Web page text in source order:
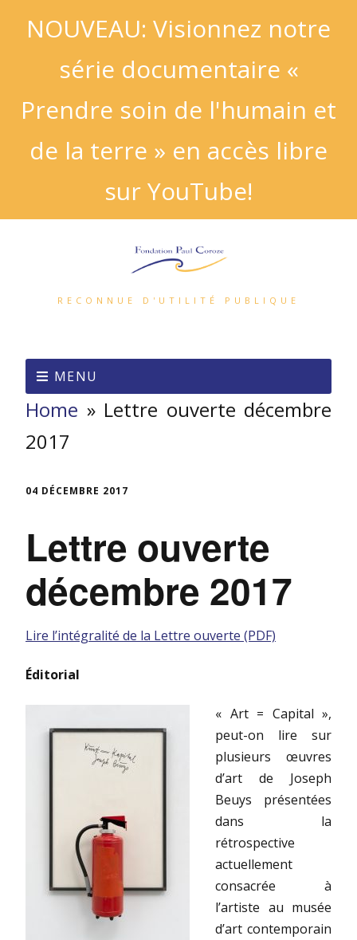
NOUVEAU: Visionnez notre
série documentaire «
Prendre soin de l'humain et
de la terre » en accès libre
sur YouTube!
RECONNUE D'UTILITÉ PUBLIQUE
MENU
Home » Lettre ouverte décembre
2017
04 DÉCEMBRE 2017
Lettre ouverte
décembre 2017
Lire l’intégralité de la Lettre ouverte (PDF)
Éditorial
« Art = Capital »,
peut-on lire sur
plusieurs œuvres
d’art de Joseph
Beuys présentées
dans la
rétrospective
actuellement
consacrée à
l’artiste au musée
d’art contemporain